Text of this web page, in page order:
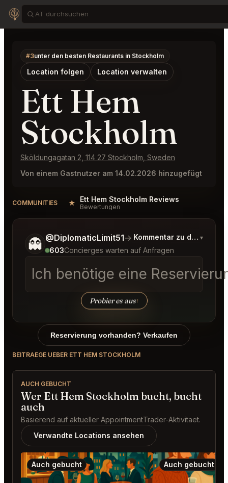
#3unter den besten Restaurants in Stockholm
Location folgen Location verwalten
Ett Hem
Stockholm
Sköldungagatan 2, 114 27 Stockholm, Sweden
Von einem Gastnutzer am 14.02.2026 hinzugefügt
COMMUNITIES ★ Ett Hem Stockholm Reviews
Bewertungen
👻 @DiplomaticLimit51→ Kommentar zu den▾
603Concierges warten auf Anfragen
Ich benötige eine
Probier es aus↑
Sag mir noch etwas genauer, was du möchtest.
Reservierung vorhanden? Verkaufen
BEITRAEGE UEBER ETT HEM STOCKHOLM
AUCH GEBUCHT
Wer Ett Hem Stockholm bucht, bucht
auch
Basierend auf aktueller AppointmentTrader-Aktivitaet.
Verwandte Locations ansehen
Auch gebucht Auch gebucht